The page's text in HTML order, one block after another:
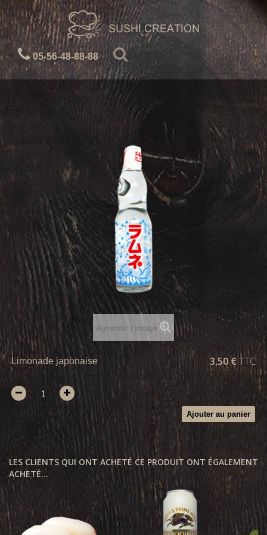
05-56-48-88-88
Agrandir l'image
Limonade japonaise 3,50 €TTC
Ajouter au panier
LES CLIENTS QUI ONT ACHETÉ CE PRODUIT ONT ÉGALEMENT
ACHETÉ...